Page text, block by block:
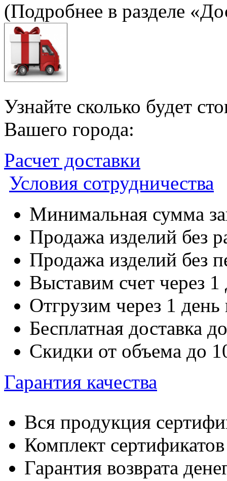
(Подробнее в разделе
Узнайте сколько будет
Вашего города:
Расчет доставки
Условия сотрудничества
Минимальная сумма
Продажа изделий без
Продажа изделий без
Выставим счет через 1
Отгрузим через 1
Бесплатная доставка
Скидки от объема до
Гарантия качества
Вся продукция
Комплект
Гарантия возврата